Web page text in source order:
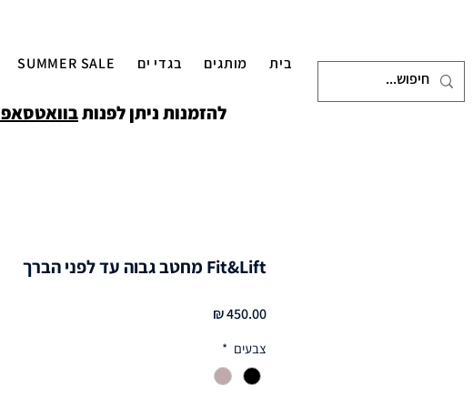
בית מותגים בגדי ים SUMMER SALE
להזמנות ניתן לפנותבוואטסאפ
Fit&Lift מחטב גבוה עד לפני הברך
צבעים *